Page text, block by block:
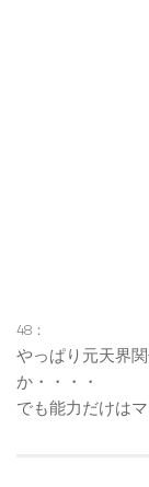
48：
やっぱり元天界
か・・・・
でも能力だけは